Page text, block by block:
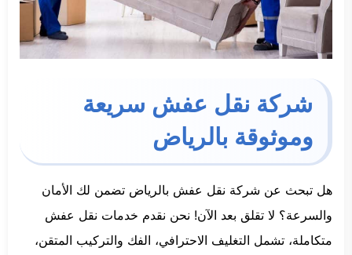
شركة نقل عفش سريعة
وموثوقة بالرياض
هل تبحث عن شركة نقل عفش بالرياض تضمن لك الأمان
والسرعة؟ لا تقلق بعد الآن! نحن نقدم خدمات نقل عفش
متكاملة، تشمل التغليف الاحترافي، الفك والتركيب المتقن،